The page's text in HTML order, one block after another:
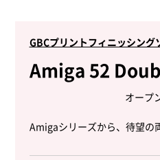
GBCプリントフィニッシング
Amiga 52
オープ
Amigaシリーズから、待望の